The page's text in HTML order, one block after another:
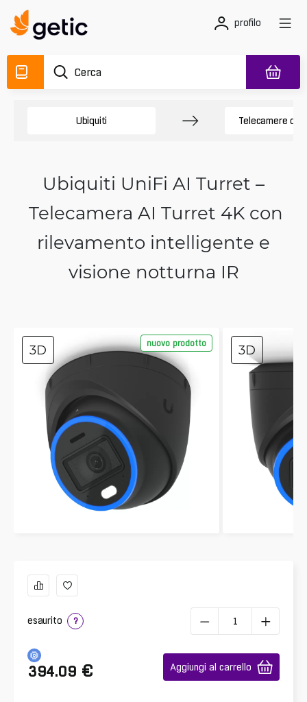
profilo
Ubiquiti Telecamere di
Ubiquiti UniFi AI Turret –
Telecamera AI Turret 4K con
rilevamento intelligente e
visione notturna IR
3D nuovo prodotto 3D
esaurito ?
394.09 € Aggiungi al carrello